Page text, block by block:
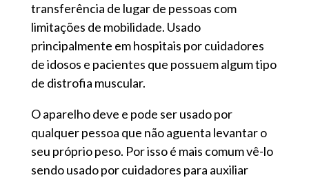
transferência de lugar de pessoas com
limitações de mobilidade. Usado
principalmente em hospitais por cuidadores
de idosos e pacientes que possuem algum tipo
de distrofia muscular.
O aparelho deve e pode ser usado por
qualquer pessoa que não aguenta levantar o
seu próprio peso. Por isso é mais comum vê-lo
sendo usado por cuidadores para auxiliar